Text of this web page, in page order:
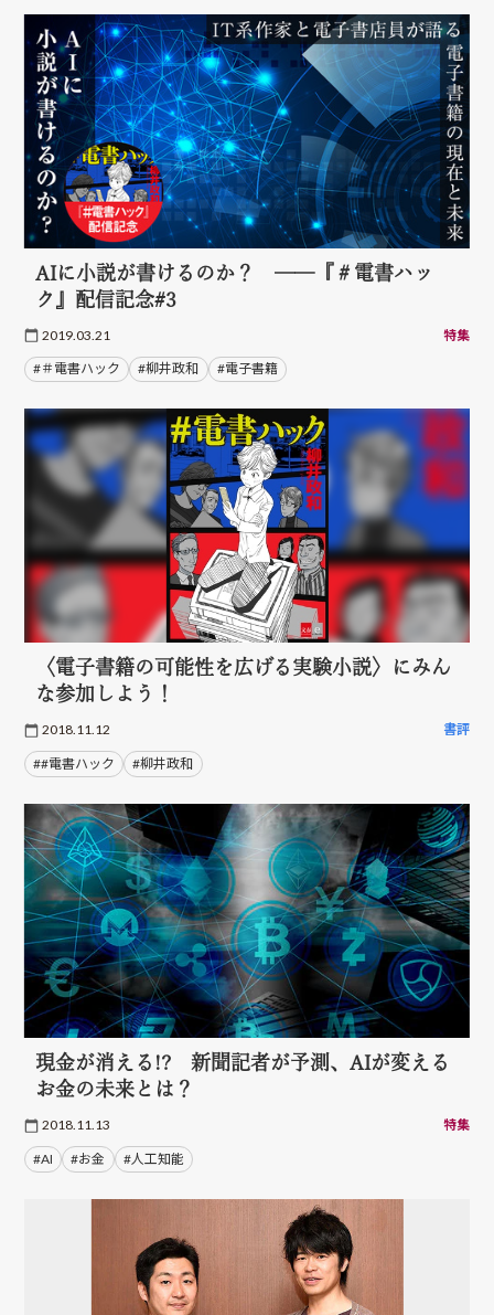
AIに小説が書けるのか？ ──『＃電書ハッ
ク』配信記念#3
2019.03.21 特集
#＃電書ハック #柳井政和 #電子書籍
〈電子書籍の可能性を広げる実験小説〉にみん
な参加しよう！
2018.11.12 書評
##電書ハック #柳井政和
現金が消える!? 新聞記者が予測、AIが変える
お金の未来とは？
2018.11.13 特集
#AI #お金 #人工知能